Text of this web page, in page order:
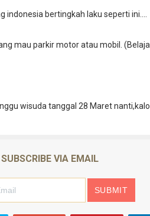
bertingkah laku seperti ini....
mau parkir motor atau mobil.
wisuda tanggal 28 Maret
SUBSCRIBE VIA EMAIL